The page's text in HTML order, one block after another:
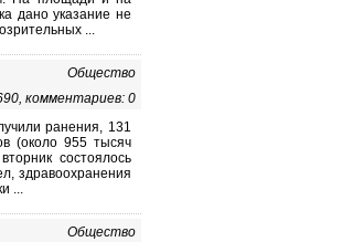
дано указание не
...
Общество
комментариев: 0
ранения, 131
(около 955 тысяч
состоялось
здравоохранения
...
Общество